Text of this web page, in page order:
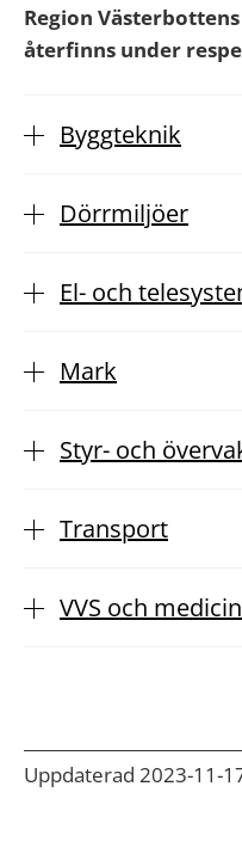
Region
återfinns under
Byggteknik
Dörrmiljöer
El- och
Mark
Styr- och
Transport
VVS och
Uppdaterad 2023-11-